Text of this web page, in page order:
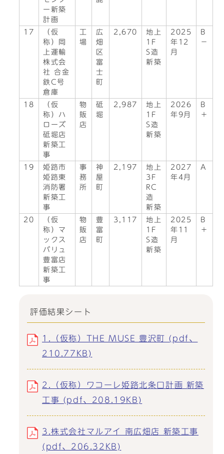
ー新築
計画
17
（仮
称）岡
上運輸
株式会
社 合金
鉄C号
倉庫
場
広
畑
区
富
士
町
2,670
地上
1F
S造
新築
2025
年12
月
B
－
18
（仮
称）ハ
ローズ
砥堀店
新築工
事
物
販
店
砥
堀
2,987
地上
1F
S造
新築
2026
年9月
B
＋
19
姫路市
姫路東
消防署
新築工
事
事
務
所
神
屋
町
2,197
地上
3F
RC
造
新築
2027
年4月
A
20
（仮
称）マ
ックス
バリュ
豊富店
新築工
事
物
販
店
豊
富
町
3,117
地上
1F
S造
新築
2025
年11
月
B
＋
評価結果シート
1.（仮称）THE MUSE 豊沢町 (pdf、
210.77KB)
2.（仮称）ワコーレ姫路北条口計画 新築
工事 (pdf、208.19KB)
3.株式会社マルアイ 南広畑店 新築工事
(pdf、206.32KB)